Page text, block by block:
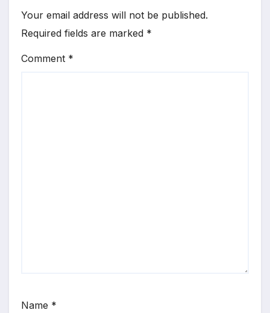
Your email address will not be published.
Required fields are marked *
Comment *
Name *